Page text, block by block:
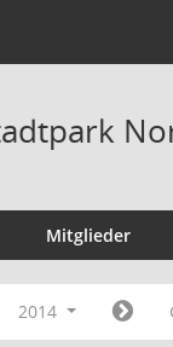
Mitglieder
2014